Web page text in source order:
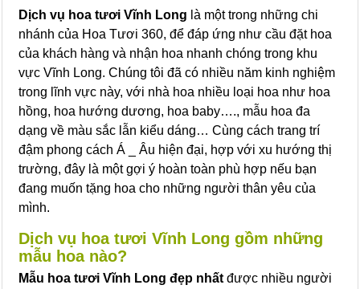
Dịch vụ hoa tươi Vĩnh Long là một trong những chi
nhánh của Hoa Tươi 360, để đáp ứng như cầu đặt hoa
của khách hàng và nhận hoa nhanh chóng trong khu
vực Vĩnh Long. Chúng tôi đã có nhiều năm kinh nghiệm
trong lĩnh vực này, với nhà hoa nhiều loại hoa như hoa
hồng, hoa hướng dương, hoa baby…., mẫu hoa đa
dạng về màu sắc lẫn kiểu dáng… Cùng cách trang trí
đậm phong cách Á _ Âu hiện đại, hợp với xu hướng thị
trường, đây là một gợi ý hoàn toàn phù hợp nếu bạn
đang muốn tặng hoa cho những người thân yêu của
mình.
Dịch vụ hoa tươi Vĩnh Long gồm những
mẫu hoa nào?
Mẫu hoa tươi Vĩnh Long đẹp nhất được nhiều người